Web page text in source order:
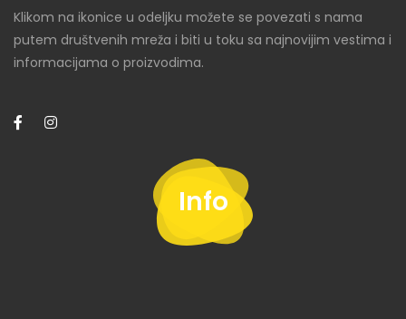
Klikom na ikonice u odeljku možete se povezati s nama
putem društvenih mreža i biti u toku sa najnovijim vestima i
informacijama o proizvodima.
Info